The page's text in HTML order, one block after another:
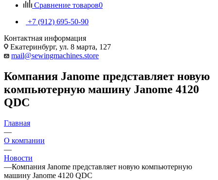
Сравнение товаров0
+7 (912) 695-50-90
Контактная информация
Екатеринбург, ул. 8 марта, 127
mail@sewingmachines.store
Компания Janome представляет новую
компьютерную машину Janome 4120
QDC
Главная
—
О компании
—
Новости
—Компания Janome представляет новую компьютерную
машину Janome 4120 QDC